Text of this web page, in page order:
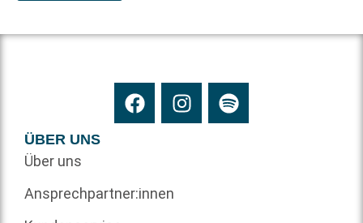
ÜBER UNS
Über uns
Ansprechpartner:innen